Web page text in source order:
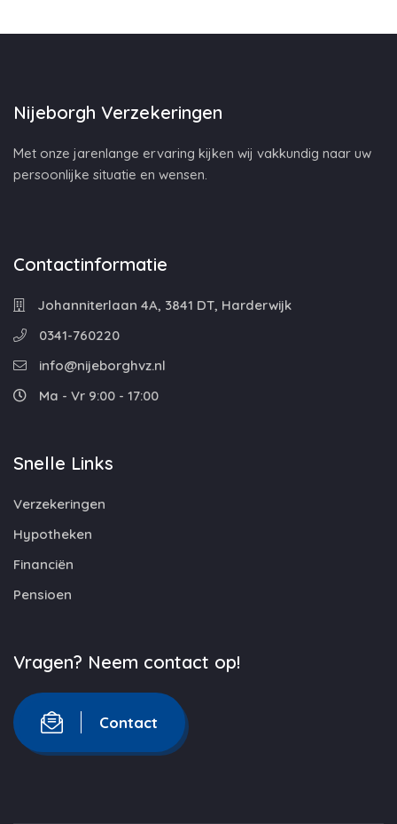
Nijeborgh Verzekeringen
Met onze jarenlange ervaring kijken wij vakkundig naar uw
persoonlijke situatie en wensen.
Contactinformatie
Johanniterlaan 4A, 3841 DT, Harderwijk
0341-760220
info@nijeborghvz.nl
Ma - Vr 9:00 - 17:00
Snelle Links
Verzekeringen
Hypotheken
Financiën
Pensioen
Vragen? Neem contact op!
Contact